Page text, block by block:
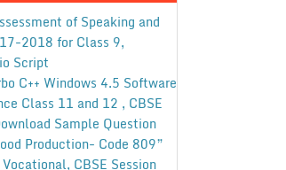
of Speaking and
2018 for Class 9,
Script
C++ Windows 4.5 Software
Class 11 and 12 , CBSE
Sample Question
Production- Code 809”
CBSE Session